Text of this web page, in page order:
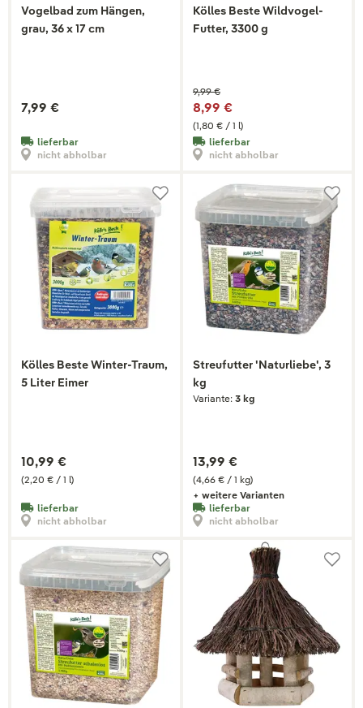
Vogelbad zum Hängen,
grau, 36 x 17 cm
7,99 €
lieferbar
nicht abholbar
Kölles Beste Wildvogel-
Futter, 3300 g
(1,80 € / 1 l)
9,99 €
8,99 €
lieferbar
nicht abholbar
Kölles Beste Winter-Traum,
5 Liter Eimer
(2,20 € / 1 l)
10,99 €
lieferbar
nicht abholbar
Streufutter 'Naturliebe', 3
kg
Variante: 3 kg
(4,66 € / 1 kg)
13,99 €
+ weitere Varianten
lieferbar
nicht abholbar